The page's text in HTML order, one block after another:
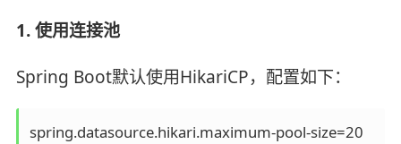
1. 使用连接池
Spring Boot默认使用HikariCP，配置如下：
spring.datasource.hikari.maximum-pool-size=20